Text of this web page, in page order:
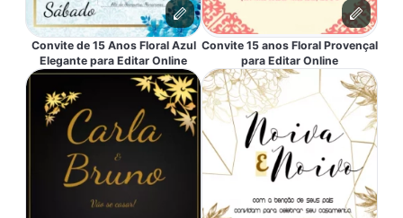
Convite de 15 Anos Floral Azul
Elegante para Editar Online
Convite 15 anos Floral Provençal
para Editar Online